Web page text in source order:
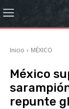
Inicio MÉXICO
México
repunte